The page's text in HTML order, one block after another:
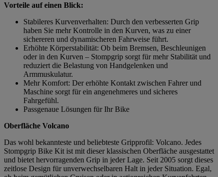
Vorteile auf einen Blick:
Stabileres Kurvenverhalten: Durch den verbesserten Grip
haben Sie mehr Kontrolle in den Kurven, was zu einer
sichereren und dynamischeren Fahrweise führt.
Erhöhte Körperstabilität: Ob beim Bremsen, Beschleunigen
oder in den Kurven – Stompgrip sorgt für mehr Stabilität und
reduziert die Belastung von Handgelenken und
Armmuskulatur.
Mehr Komfort: Der erhöhte Kontakt zwischen Fahrer und
Maschine sorgt für ein angenehmeres und sicheres
Fahrgefühl.
Passgenaue Lösungen für Ihr Bike
Oberfläche Volcano
Das wohl bekannteste und beliebteste Gripprofil: Volcano. Jedes
Stompgrip Bike Kit ist mit dieser klassischen Oberfläche ausgestattet
und bietet hervorragenden Grip in jeder Lage. Seit 2005 sorgt dieses
zeitlose Design für unverwechselbaren Halt in jeder Situation. Egal,